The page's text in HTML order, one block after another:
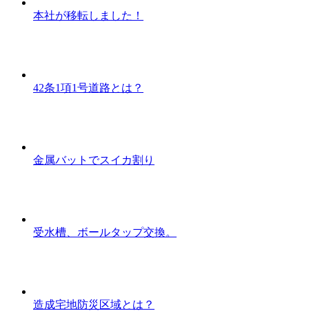
本社が移転しました！
42条1項1号道路とは？
金属バットでスイカ割り
受水槽、ボールタップ交換。
造成宅地防災区域とは？